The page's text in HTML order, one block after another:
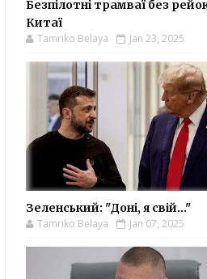
Безпілотні трамваї без
Китаї
Tamriko Belaya Jan 23, 2025
Зеленський: "Доні, я свій..."
Tamriko Belaya Jan 07, 2025